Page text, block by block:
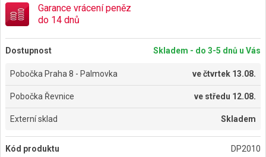
Garance vrácení peněz
do 14 dnů
Dostupnost Skladem - do 3-5 dnů u Vás
Pobočka Praha 8 - Palmovka večtvrtek 13.08.
Pobočka Řevnice ve středu 12.08.
Externí sklad Skladem
Kód produktu DP2010